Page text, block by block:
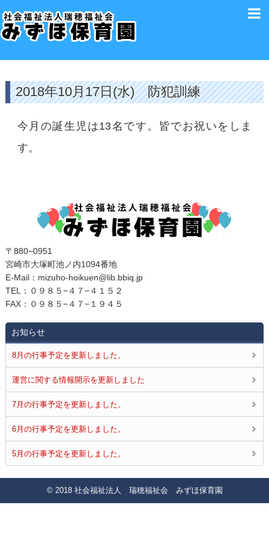
2018年10月17日(水) 防犯訓練
今月の誕生児は13名です。皆でお祝いをしま
す。
〒880−0951
宮崎市大塚町池ノ内1094番地
E‐Mail：mizuho-hoikuen@lib.bbiq.jp
TEL：０９８５−４７−４１５２
FAX：０９８５−４７−１９４５
お知らせ
8月の行事予定を更新しました。
運営に関する情報開示を更新しました
7月の行事予定を更新しました。
6月の行事予定を更新しました。
5月の行事予定を更新しました。
© 2018 社会福祉法人 瑞穂福祉会 みずほ保育園